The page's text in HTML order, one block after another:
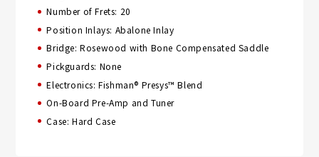
Number of Frets: 20
Position Inlays: Abalone Inlay
Bridge: Rosewood with Bone Compensated Saddle
Pickguards: None
Electronics: Fishman® Presys™ Blend
On-Board Pre-Amp and Tuner
Case: Hard Case